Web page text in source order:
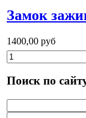
Замок
1400,00 руб
Поиск по